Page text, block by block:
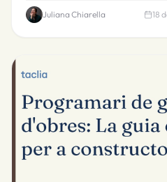
hores setmanals. Aquí
Juliana Chiarella 18